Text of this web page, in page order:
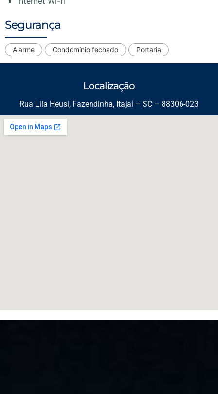
Segurança
Alarme Condomínio fechado Portaria
Localização
Rua Lila Heusi, Fazendinha, Itajaí – SC – 88306-023